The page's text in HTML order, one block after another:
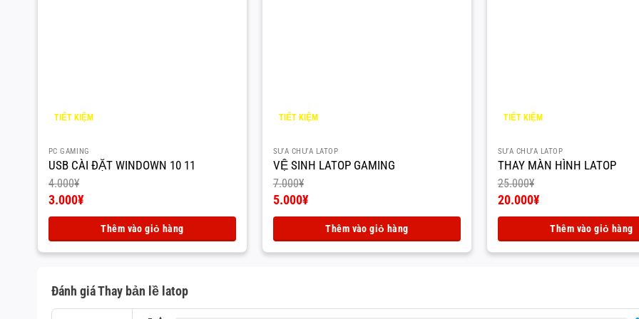
TIẾT KIỆM
PC GAMING
USB CÀI ĐẶT WINDOWN 10 11
4.000¥
Giá
4.000¥.
3.000¥
tại
là:
Thêm vào giỏ hàng
TIẾT KIỆM
SỮA CHỮA LATOP
VỆ SINH LATOP GAMING
7.000¥
Giá
7.000¥.
5.000¥
tại
là:
Thêm vào giỏ hàng
TIẾT KIỆM
SỮA CHỮA LATOP
THAY MÀN HÌNH LATOP
25.000¥
Giá
25.000¥.
20.000¥
tại
là:
Thêm vào giỏ hàng
Đánh giá Thay bản lề latop